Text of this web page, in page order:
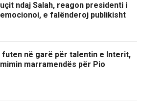
ndaj Salah, reagon presidenti i
e falënderoj publikisht
futen në garë për talentin e Interit,
marramendës për Pio